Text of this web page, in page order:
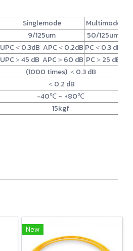
Singlemode
Multimode
9/125um
50/125um
UPC＜0.3dB APC＜0.2dB PC＜0.3 dB
UPC＞45 dB APC＞60 dB PC＞25 dB
(1000 times) ＜0.3 dB
＜0.2 dB
-40℃ ~ +80℃
15kgf
New